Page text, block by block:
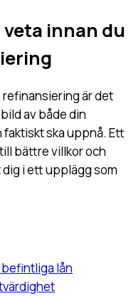
innan du
refinansiering är det
av både din
ska uppnå. Ett
bättre villkor och
i ett upplägg som
lån